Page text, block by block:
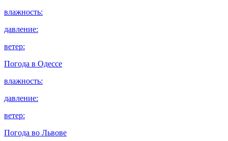
влажность:
давление:
ветер:
Погода в Одессе
влажность:
давление:
ветер:
Погода во Львове